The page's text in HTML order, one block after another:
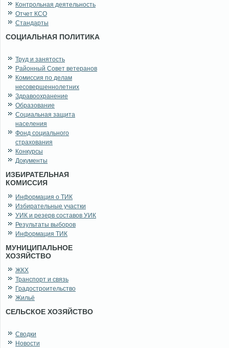
Контрольная деятельность
Отчет КСО
Стандарты
СОЦИАЛЬНАЯ ПОЛИТИКА
Труд и занятость
Районный Совет ветеранов
Комиссия по делам
несовершеннолетних
Здравоохранение
Образование
Социальная защита
населения
Фонд социального
страхования
Конкурсы
Документы
ИЗБИРАТЕЛЬНАЯ
КОМИССИЯ
Информация о ТИК
Избирательные участки
УИК и резерв составов УИК
Результаты выборов
Информация ТИК
МУНИЦИПАЛЬНОЕ
ХОЗЯЙСТВО
ЖКХ
Транспорт и связь
Градостроительство
Жильё
СЕЛЬСКОЕ ХОЗЯЙСТВО
Сводки
Новости